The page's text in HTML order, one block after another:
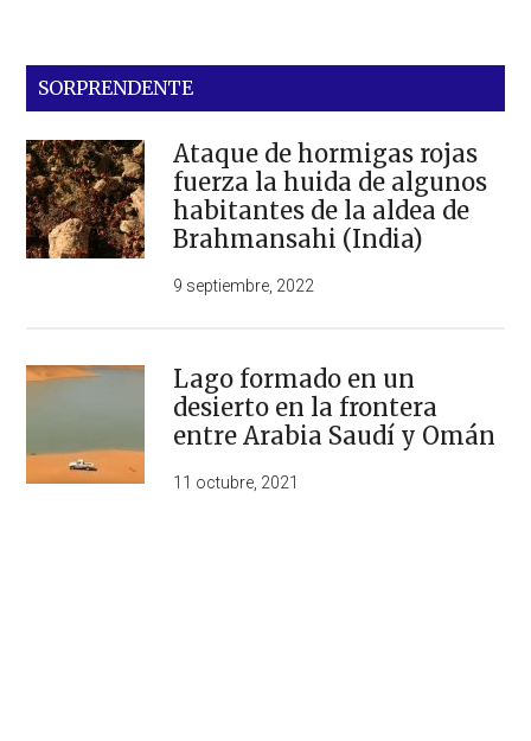
SORPRENDENTE
Ataque de hormigas rojas
fuerza la huida de algunos
habitantes de la aldea de
Brahmansahi (India)
9 septiembre, 2022
Lago formado en un
desierto en la frontera
entre Arabia Saudí y Omán
11 octubre, 2021